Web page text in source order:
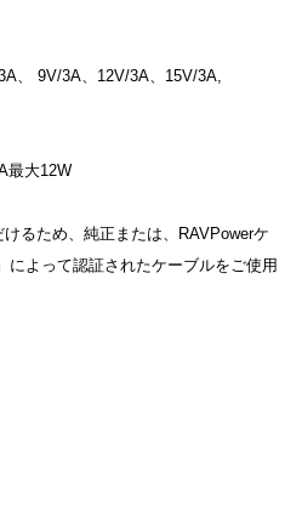
、 9V/3A、12V/3A、15V/3A,
最大12W
るため、純正または、RAVPowerケ
によって認証されたケーブルをご使用